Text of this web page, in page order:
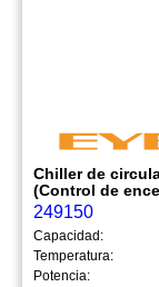
Chiller de
(Control de
249150
Capacidad:
Temperatura:
Potencia: